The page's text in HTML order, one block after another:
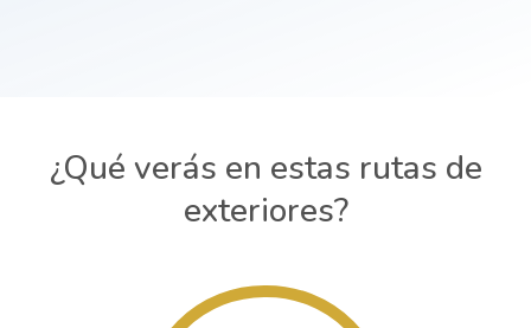
¿Qué verás en estas rutas de
exteriores?